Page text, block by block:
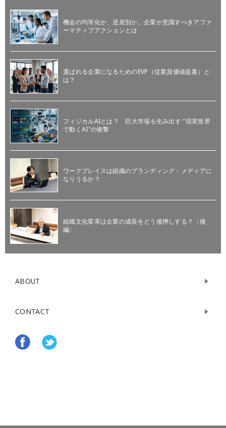
機会の均等化か、逆差別か。企業が意識すべきアファ
ーマティブアクションとは
選ばれる企業になるためのEVP（従業員価値提案）と
は？
フィジカルAIとは？ 巨大市場を生み出す "現実世界
で動くAI"の衝撃
ワークプレイスは組織のブランディング・メディアに
なりうるか？
組織文化変革は企業の成長をどう後押しする？〈後
編〉
ABOUT
CONTACT